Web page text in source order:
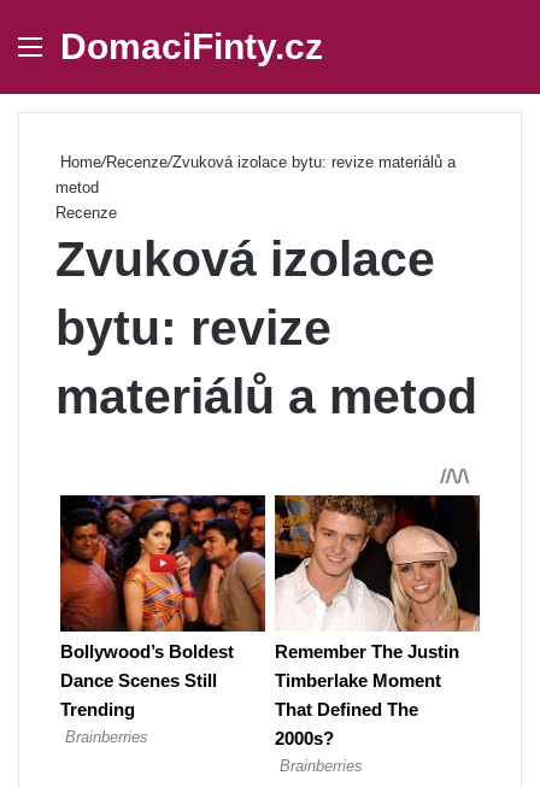
Menu
DomaciFinty.cz
Home/Recenze/Zvuková izolace bytu: revize materiálů a
metod
Recenze
Zvuková izolace
bytu: revize
materiálů a metod